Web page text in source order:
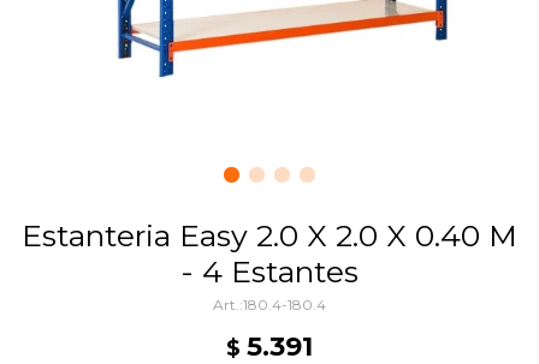
Estanteria Easy 2.0 X 2.0 X 0.40 M
- 4 Estantes
180.4-180.4
$ 5.391